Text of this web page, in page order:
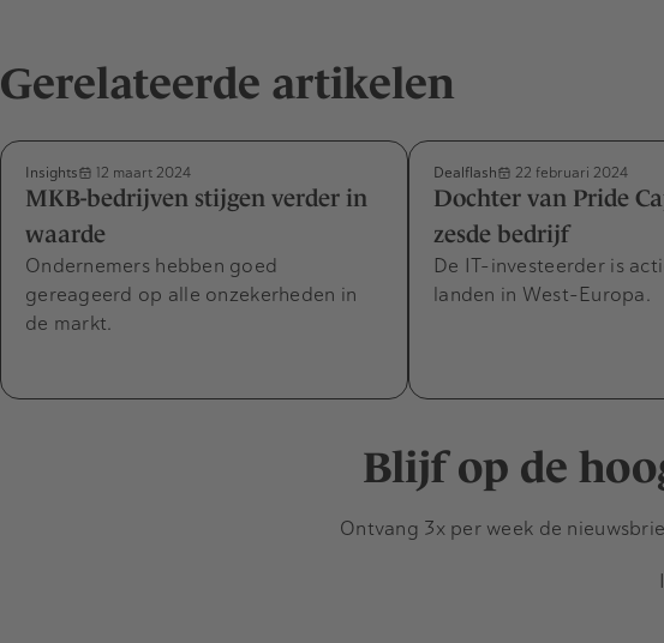
Gerelateerde artikelen
Insights 12 maart 2024
MKB-bedrijven stijgen verder in
waarde
Ondernemers hebben goed
gereageerd op alle onzekerheden in
de markt.
Dealflash 22 februari 2024
Dochter van Pride
zesde bedrijf
De IT-investeerder is
landen in West-Europa.
Blijf op de
Ontvang 3x per week de